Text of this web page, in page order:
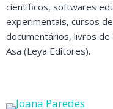
científicos, softwares
experimentais, cursos
documentários, livros de
Asa (Leya Editores).